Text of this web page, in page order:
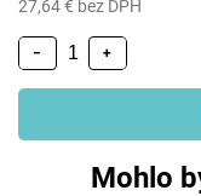
27,64 € bez DPH
+
−
Mohlo